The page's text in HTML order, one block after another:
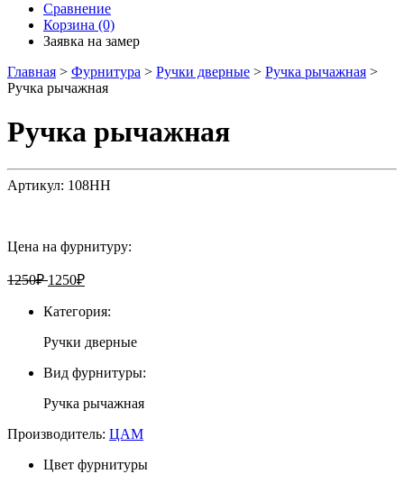
Сравнение
Корзина (0)
Заявка на замер
Главная > Фурнитура > Ручки дверные > Ручка рычажная >
Ручка рычажная
Ручка рычажная
Артикул: 108HH
Цена на фурнитуру:
1250₽ 1250₽
Категория:
Ручки дверные
Вид фурнитуры:
Ручка рычажная
Производитель: ЦАМ
Цвет фурнитуры